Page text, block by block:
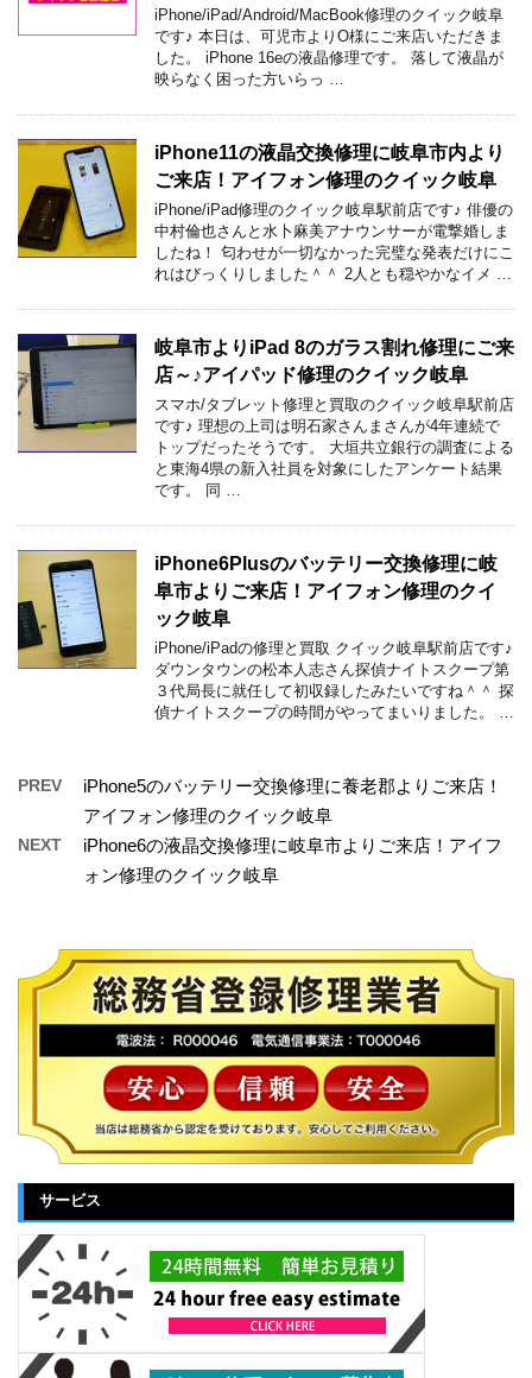
iPhone/iPad/Android/MacBook修理のクイック岐阜
です♪ 本日は、可児市よりO様にご来店いただきま
した。 iPhone 16eの液晶修理です。 落して液晶が
映らなく困った方いらっ …
iPhone11の液晶交換修理に岐阜市内より
ご来店！アイフォン修理のクイック岐阜
iPhone/iPad修理のクイック岐阜駅前店です♪ 俳優の
中村倫也さんと水卜麻美アナウンサーが電撃婚しま
したね！ 匂わせが一切なかった完璧な発表だけにこ
れはびっくりしました＾＾ 2人とも穏やかなイメ …
岐阜市よりiPad 8のガラス割れ修理にご来
店～♪アイパッド修理のクイック岐阜
スマホ/タブレット修理と買取のクイック岐阜駅前店
です♪ 理想の上司は明石家さんまさんが4年連続で
トップだったそうです。 大垣共立銀行の調査による
と東海4県の新入社員を対象にしたアンケート結果
です。 同 …
iPhone6Plusのバッテリー交換修理に岐
阜市よりご来店！アイフォン修理のクイ
ック岐阜
iPhone/iPadの修理と買取 クイック岐阜駅前店です♪
ダウンタウンの松本人志さん探偵ナイトスクープ第
３代局長に就任して初収録したみたいですね＾＾ 探
偵ナイトスクープの時間がやってまいりました。 …
PREV
iPhone5のバッテリー交換修理に養老郡よりご来店！
アイフォン修理のクイック岐阜
NEXT
iPhone6の液晶交換修理に岐阜市よりご来店！アイフ
ォン修理のクイック岐阜
サービス